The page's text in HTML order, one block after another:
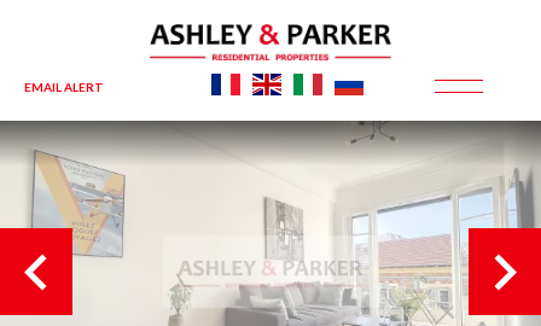
EMAIL ALERT